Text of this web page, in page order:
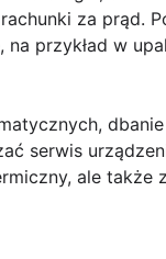
za prąd.
przykład w
serwis
ale także